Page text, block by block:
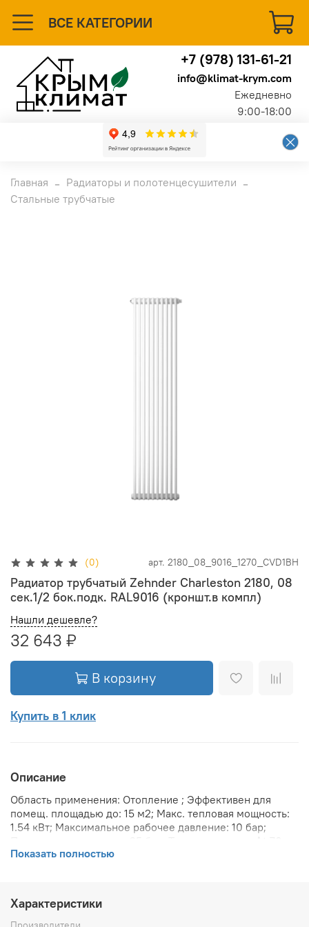
ВСЕ КАТЕГОРИИ
+7 (978) 131-61-21
info@klimat-krym.com
Ежедневно
9:00-18:00
Главная
Радиаторы и полотенцесушители
Стальные трубчатые
(0) арт. 2180_08_9016_1270_CVD1BH
Радиатор трубчатый Zehnder Charleston 2180, 08
сек.1/2 бок.подк. RAL9016 (кроншт.в компл)
Нашли дешевле?
32 643 ₽
В корзину
Купить в 1 клик
Описание
Область применения: Отопление ; Эффективен для
помещ. площадью до: 15 м2; Макс. тепловая мощность:
1.54 кВт; Максимальное рабочее давление: 10 бар;
1535.2 Вт; Теплоотдача при Δt 60: 1259.2 Вт; Теплоотдача
температура теплоносителя: 110 °С; Межосевое
расстояние: 1 734 мм; Давление опрессовки: 15 бар;
Объем воды в радиаторе: 12 л; Расчетное рабочее
Показать полностью
Характеристики